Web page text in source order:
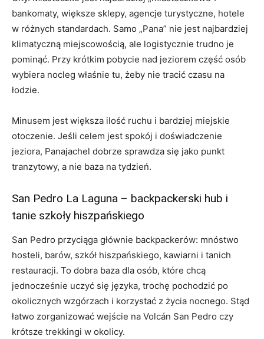
bankomaty, większe sklepy, agencje turystyczne, hotele
w różnych standardach. Samo „Pana” nie jest najbardziej
klimatyczną miejscowością, ale logistycznie trudno je
pominąć. Przy krótkim pobycie nad jeziorem część osób
wybiera nocleg właśnie tu, żeby nie tracić czasu na
łodzie.
Minusem jest większa ilość ruchu i bardziej miejskie
otoczenie. Jeśli celem jest spokój i doświadczenie
jeziora, Panajachel dobrze sprawdza się jako punkt
tranzytowy, a nie baza na tydzień.
San Pedro La Laguna – backpackerski hub i
tanie szkoły hiszpańskiego
San Pedro przyciąga głównie backpackerów: mnóstwo
hosteli, barów, szkół hiszpańskiego, kawiarni i tanich
restauracji. To dobra baza dla osób, które chcą
jednocześnie uczyć się języka, trochę pochodzić po
okolicznych wzgórzach i korzystać z życia nocnego. Stąd
łatwo zorganizować wejście na Volcán San Pedro czy
krótsze trekkingi w okolicy.